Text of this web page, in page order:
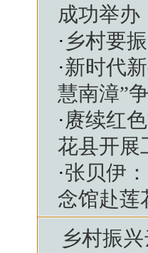
成功举办
· 乡村要
·新时代
慧南漳”
·赓续红
花县开展
·张贝伊
念馆赴莲
乡村振